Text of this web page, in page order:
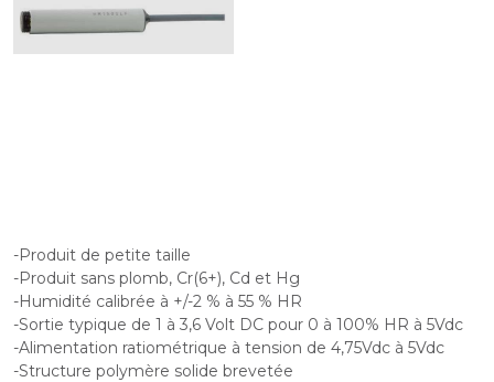
-Produit de petite taille
-Produit sans plomb, Cr(6+), Cd et Hg
-Humidité calibrée à +/-2 % à 55 % HR
-Sortie typique de 1 à 3,6 Volt DC pour 0 à 100% HR à 5Vdc
-Alimentation ratiométrique à tension de 4,75Vdc à 5Vdc
-Structure polymère solide brevetée